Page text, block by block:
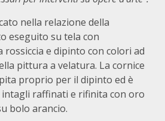
nella relazione della
eseguito su tela con
e dipinto con colori ad
pittura a velatura. La cornice
proprio per il dipinto ed è
raffinati e rifinita con oro
bolo arancio.